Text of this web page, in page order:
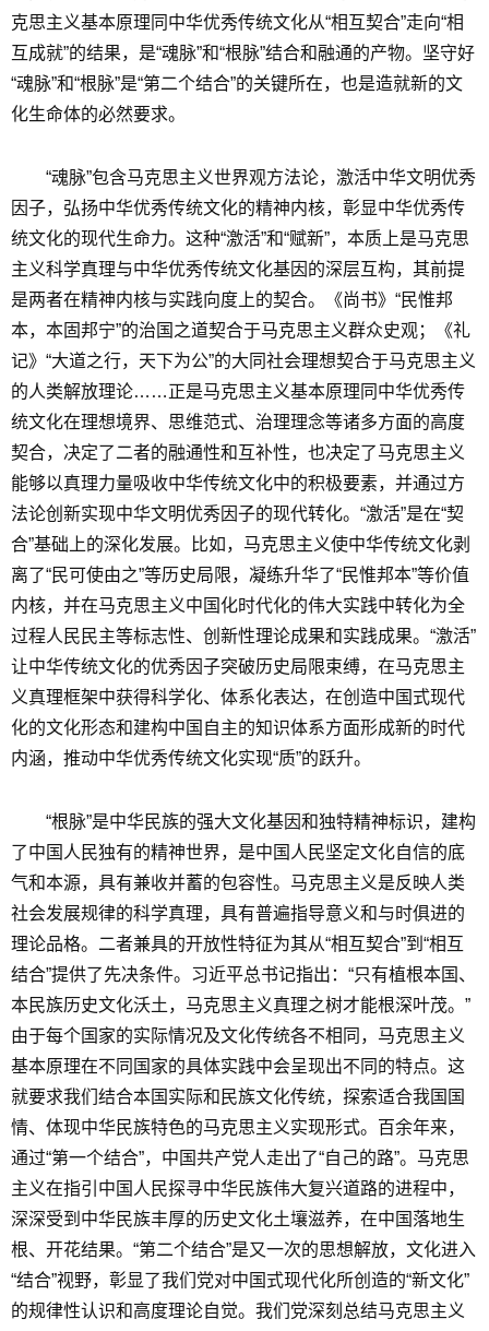
克思主义基本原理同中华优秀传统文化从“相互契合”走向“相
互成就”的结果，是“魂脉”和“根脉”结合和融通的产物。坚守好
“魂脉”和“根脉”是“第二个结合”的关键所在，也是造就新的文
化生命体的必然要求。
“魂脉”包含马克思主义世界观方法论，激活中华文明优秀
因子，弘扬中华优秀传统文化的精神内核，彰显中华优秀传
统文化的现代生命力。这种“激活”和“赋新”，本质上是马克思
主义科学真理与中华优秀传统文化基因的深层互构，其前提
是两者在精神内核与实践向度上的契合。《尚书》“民惟邦
本，本固邦宁”的治国之道契合于马克思主义群众史观；《礼
记》“大道之行，天下为公”的大同社会理想契合于马克思主义
的人类解放理论……正是马克思主义基本原理同中华优秀传
统文化在理想境界、思维范式、治理理念等诸多方面的高度
契合，决定了二者的融通性和互补性，也决定了马克思主义
能够以真理力量吸收中华传统文化中的积极要素，并通过方
法论创新实现中华文明优秀因子的现代转化。“激活”是在“契
合”基础上的深化发展。比如，马克思主义使中华传统文化剥
离了“民可使由之”等历史局限，凝练升华了“民惟邦本”等价值
内核，并在马克思主义中国化时代化的伟大实践中转化为全
过程人民民主等标志性、创新性理论成果和实践成果。“激活”
让中华传统文化的优秀因子突破历史局限束缚，在马克思主
义真理框架中获得科学化、体系化表达，在创造中国式现代
化的文化形态和建构中国自主的知识体系方面形成新的时代
内涵，推动中华优秀传统文化实现“质”的跃升。
“根脉”是中华民族的强大文化基因和独特精神标识，建构
了中国人民独有的精神世界，是中国人民坚定文化自信的底
气和本源，具有兼收并蓄的包容性。马克思主义是反映人类
社会发展规律的科学真理，具有普遍指导意义和与时俱进的
理论品格。二者兼具的开放性特征为其从“相互契合”到“相互
结合”提供了先决条件。习近平总书记指出：“只有植根本国、
本民族历史文化沃土，马克思主义真理之树才能根深叶茂。”
由于每个国家的实际情况及文化传统各不相同，马克思主义
基本原理在不同国家的具体实践中会呈现出不同的特点。这
就要求我们结合本国实际和民族文化传统，探索适合我国国
情、体现中华民族特色的马克思主义实现形式。百余年来，
通过“第一个结合”，中国共产党人走出了“自己的路”。马克思
主义在指引中国人民探寻中华民族伟大复兴道路的进程中，
深深受到中华民族丰厚的历史文化土壤滋养，在中国落地生
根、开花结果。“第二个结合”是又一次的思想解放，文化进入
“结合”视野，彰显了我们党对中国式现代化所创造的“新文化”
的规律性认识和高度理论自觉。我们党深刻总结马克思主义